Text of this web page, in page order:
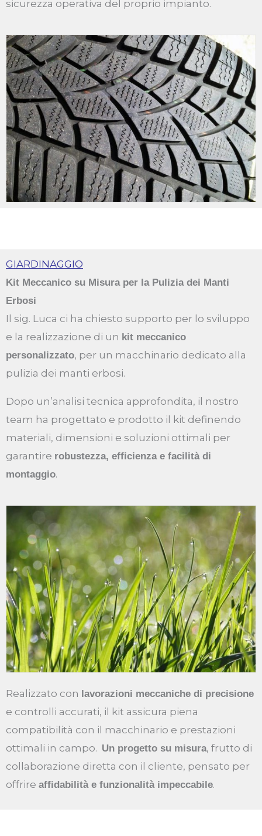
sicurezza operativa del proprio impianto.
GIARDINAGGIO
Kit Meccanico su Misura per la Pulizia dei Manti
Erbosi
Il sig. Luca ci ha chiesto supporto per lo sviluppo
e la realizzazione di un kit meccanico
personalizzato, per un macchinario dedicato alla
pulizia dei manti erbosi.
Dopo un’analisi tecnica approfondita, il nostro
team ha progettato e prodotto il kit definendo
materiali, dimensioni e soluzioni ottimali per
garantire robustezza, efficienza e facilità di
montaggio.
Realizzato con lavorazioni meccaniche di precisione
e controlli accurati, il kit assicura piena
compatibilità con il macchinario e prestazioni
ottimali in campo. Un progetto su misura, frutto di
collaborazione diretta con il cliente, pensato per
offrire affidabilità e funzionalità impeccabile.